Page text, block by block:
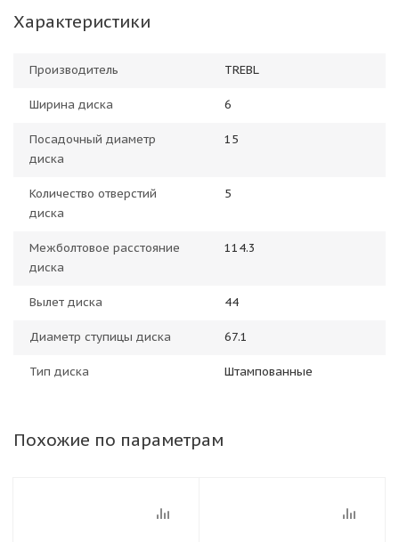
Характеристики
Производитель TREBL
Ширина диска 6
Посадочный диаметр
диска
15
Количество отверстий
диска
5
Межболтовое расстояние
диска
114.3
Вылет диска 44
Диаметр ступицы диска 67.1
Тип диска Штампованные
Похожие по параметрам